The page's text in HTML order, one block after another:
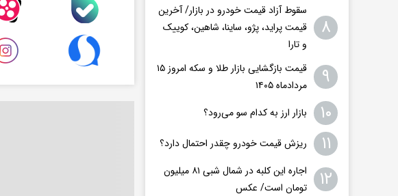
۸
سقوط آزاد قیمت خودرو در بازار/ آخرین
قیمت پراید، پژو، ساینا، شاهین، کوییک
و تارا
۹
قیمت بازگشایی بازار طلا و سکه امروز ۱۵
مردادماه ۱۴۰۵
۱۰ بازار ارز به کدام سو می‌رود؟
۱۱ ریزش قیمت خودرو چقدر احتمال دارد؟
۱۲
اجاره این کلبه در شمال شبی ۸۱ میلیون
تومان است/ عکس